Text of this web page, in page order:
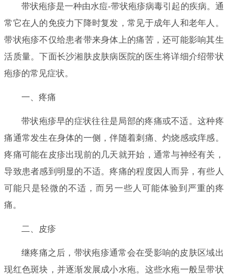
带状疱疹是一种由水痘-带状疱疹病毒引起的疾病。通
常它在人的免疫力下降时复发，常见于成年人和老年人。
带状疱疹不仅给患者带来身体上的痛苦，还可能影响其生
活质量。下面长沙湘肤皮肤病医院的医生将详细介绍带状
疱疹的常见症状。
一、疼痛
带状疱疹早的症状往往是局部的疼痛或不适。这种疼
痛通常发生在身体的一侧，伴随着刺痛、灼烧感或痒感。
疼痛可能在皮疹出现前的几天就开始，通常与神经有关，
导致患者感到明显的不适。疼痛的程度因人而异，有些人
可能只是轻微的不适，而另一些人可能体验到严重的疼
痛。
二、皮疹
继疼痛之后，带状疱疹通常会在受影响的皮肤区域出
现红色斑块，并逐渐发展成小水疱。这些水疱一般呈带状